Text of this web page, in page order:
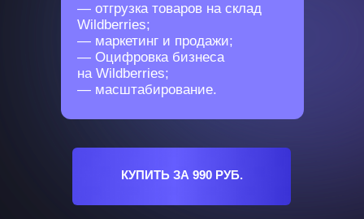
— отгрузка товаров на склад
Wildberries;
— маркетинг и продажи;
— Оцифровка бизнеса
на Wildberries;
— масштабирование.
КУПИТЬ ЗА 990 РУБ.